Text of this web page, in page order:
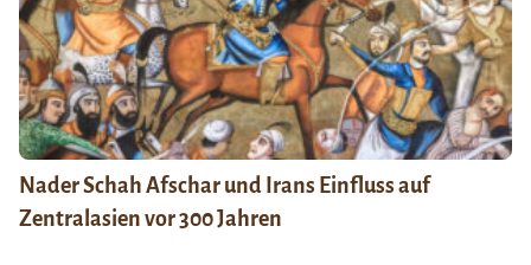
Nader Schah Afschar und Irans Einfluss auf
Zentralasien vor 300 Jahren